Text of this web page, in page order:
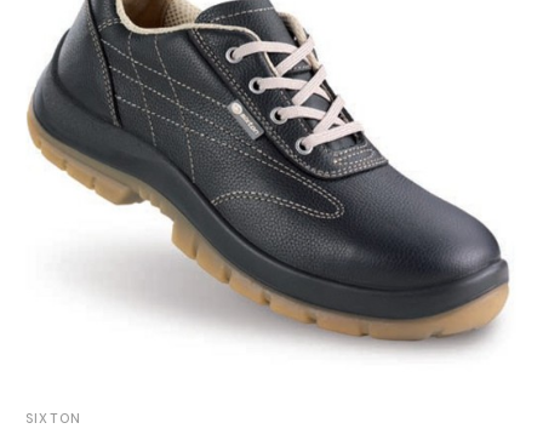
SIXTON